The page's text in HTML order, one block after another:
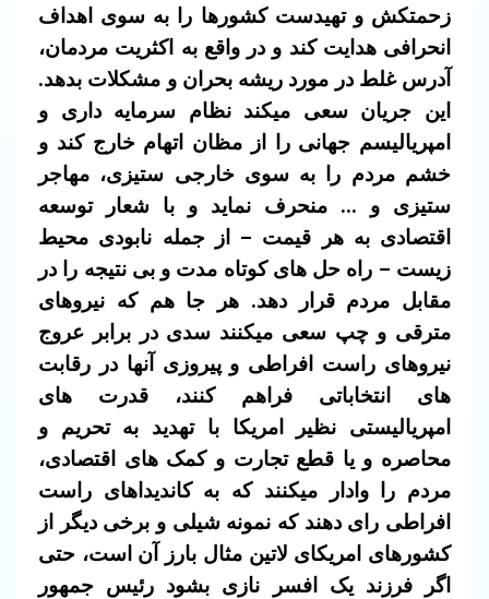
زحمتکش و تهیدست کشورها را به سوی اهداف
انحرافی هدایت کند و در واقع به اکثریت مردمان،
آدرس غلط در مورد ریشه بحران و مشکلات بدهد.
این جریان سعی میکند نظام سرمایه داری و
امپریالیسم جهانی را از مظان اتهام خارج کند و
خشم مردم را به سوی خارجی ستیزی، مهاجر
ستیزی و … منحرف نماید و با شعار توسعه
اقتصادی به هر قیمت – از جمله نابودی محیط
زیست – راه حل های کوتاه مدت و بی نتیجه را در
مقابل مردم قرار دهد. هر جا هم که نیروهای
مترقی و چپ سعی میکنند سدی در برابر عروج
نیروهای راست افراطی و پیروزی آنها در رقابت
های انتخاباتی فراهم کنند، قدرت های
امپریالیستی نظیر امریکا با تهدید به تحریم و
محاصره و یا قطع تجارت و کمک های اقتصادی،
مردم را وادار میکنند که به کاندیداهای راست
افراطی رای دهند که نمونه شیلی و برخی دیگر از
کشورهای امریکای لاتین مثال بارز آن است، حتی
اگر فرزند یک افسر نازی بشود رئیس جمهور